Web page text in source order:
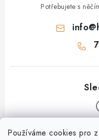
Používáme cookies pro
Potřebujete s
info@